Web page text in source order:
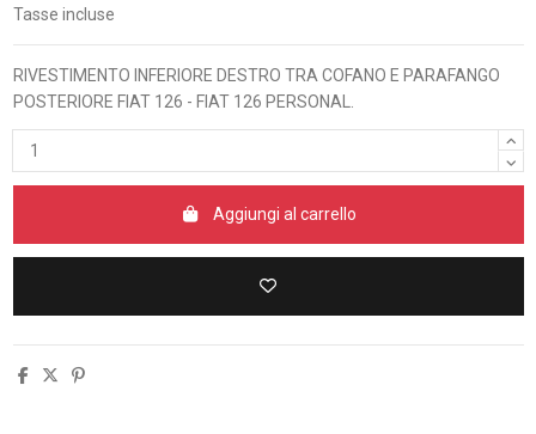
Tasse incluse
RIVESTIMENTO INFERIORE DESTRO TRA COFANO E PARAFANGO
POSTERIORE FIAT 126 - FIAT 126 PERSONAL.
Aggiungi al carrello